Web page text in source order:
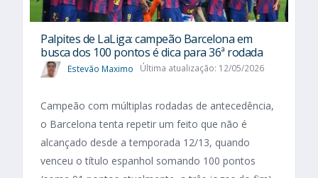
Palpites de LaLiga: campeão Barcelona em
busca dos 100 pontos é dica para 36ª rodada
Estevão Maximo Última atualização: 12/05/2026
Campeão com múltiplas rodadas de antecedência,
o Barcelona tenta repetir um feito que não é
alcançado desde a temporada 12/13, quando
venceu o título espanhol somando 100 pontos